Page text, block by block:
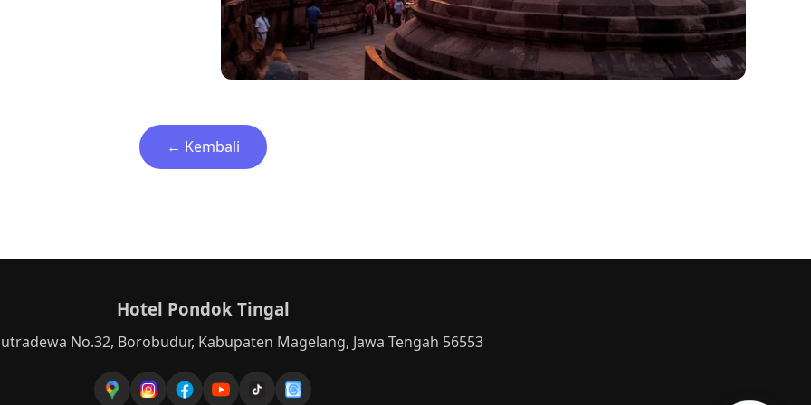
← Kembali
Hotel Pondok Tingal
No.32, Borobudur, Kabupaten Magelang, Jawa Tengah 56553